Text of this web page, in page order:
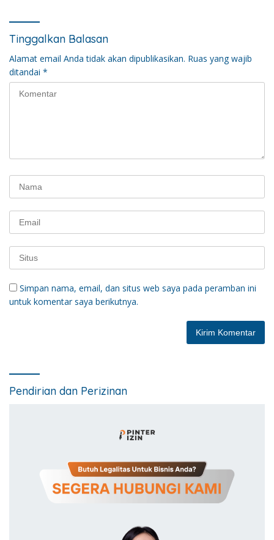
Tinggalkan Balasan
Alamat email Anda tidak akan dipublikasikan. Ruas yang wajib
ditandai *
Simpan nama, email, dan situs web saya pada peramban ini
untuk komentar saya berikutnya.
Pendirian dan Perizinan